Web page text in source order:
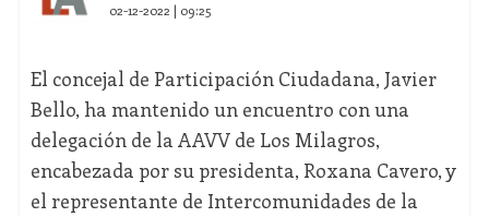
02-12-2022 | 09:25
El concejal de Participación Ciudadana, Javier
Bello, ha mantenido un encuentro con una
delegación de la AAVV de Los Milagros,
encabezada por su presidenta, Roxana Cavero, y
el representante de Intercomunidades de la